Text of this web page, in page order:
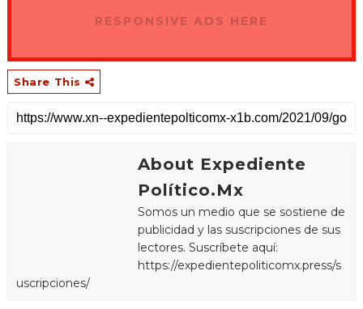
RESPONSIVE ADS HERE
Share This
About Expediente
Político.Mx
Somos un medio que se sostiene de
publicidad y las suscripciones de sus
lectores. Suscríbete aquí:
https://expedientepoliticomx.press/s
uscripciones/